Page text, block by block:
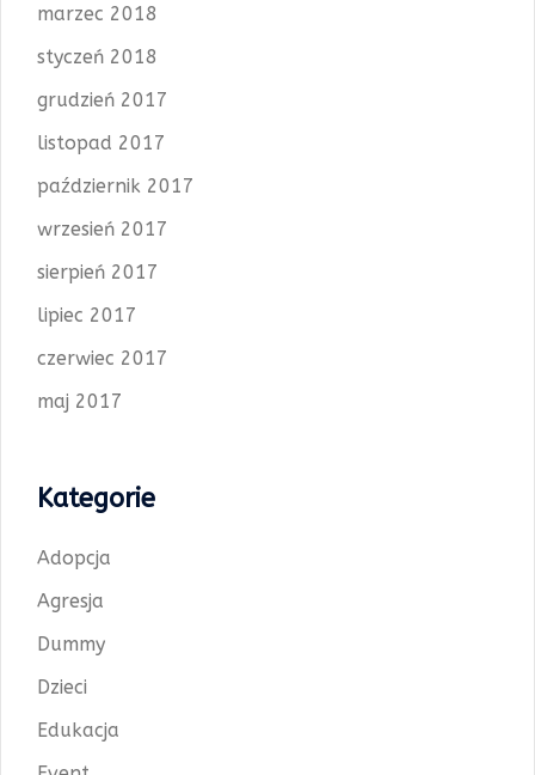
marzec 2018
styczeń 2018
grudzień 2017
listopad 2017
październik 2017
wrzesień 2017
sierpień 2017
lipiec 2017
czerwiec 2017
maj 2017
Kategorie
Adopcja
Agresja
Dummy
Dzieci
Edukacja